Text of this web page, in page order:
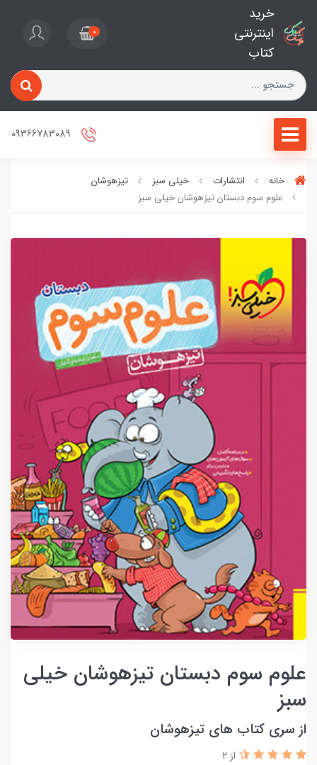
خرید
اینترنتی
کتاب
0
خانه انتشارات خیلی سبز
تیزهوشان
علوم سوم دبستان تیزهوشان خیلی سبز
علوم سوم دبستان تیزهوشان خیلی
سبز
از سری کتاب های تیزهوشان
از 2